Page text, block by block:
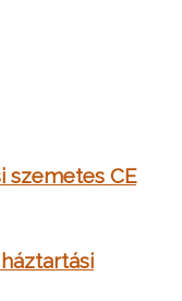
szemetes CE